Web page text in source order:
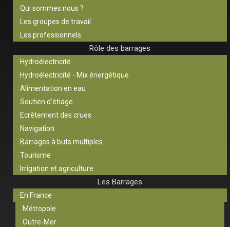
Qui sommes nous ?
Les groupes de travail
Les professionnels
Rôle des barrages
Hydroélectricité
Hydroélectricité - Mix énergétique
Alimentation en eau
Soutien d’étiage
Ecrêtement des crues
Navigation
Barrages à buts multiples
Tourisme
Irrigation et agriculture
Les Barrages
En France
Métropole
Outre-Mer